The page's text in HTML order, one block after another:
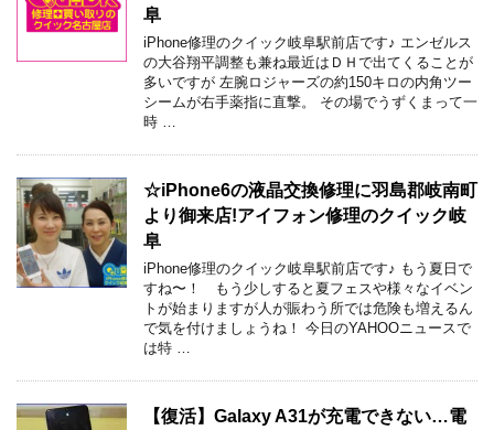
阜
iPhone修理のクイック岐阜駅前店です♪ エンゼルス
の大谷翔平調整も兼ね最近はＤＨで出てくることが
多いですが 左腕ロジャーズの約150キロの内角ツー
シームが右手薬指に直撃。 その場でうずくまって一
時 …
☆iPhone6の液晶交換修理に羽島郡岐南町
より御来店!アイフォン修理のクイック岐
阜
iPhone修理のクイック岐阜駅前店です♪ もう夏日で
すね〜！ もう少しすると夏フェスや様々なイベン
トが始まりますが人が賑わう所では危険も増えるん
で気を付けましょうね！ 今日のYAHOOニュースで
は特 …
【復活】Galaxy A31が充電できない…電